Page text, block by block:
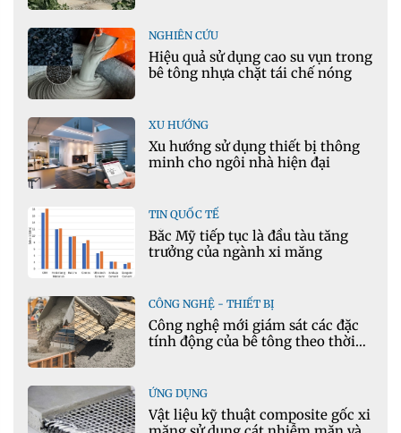
NGHIÊN CỨU
Hiệu quả sử dụng cao su vụn trong
bê tông nhựa chặt tái chế nóng
XU HƯỚNG
Xu hướng sử dụng thiết bị thông
minh cho ngôi nhà hiện đại
TIN QUỐC TẾ
Bắc Mỹ tiếp tục là đầu tàu tăng
trưởng của ngành xi măng
CÔNG NGHỆ - THIẾT BỊ
Công nghệ mới giám sát các đặc
tính động của bê tông theo thời
ỨNG DỤNG
Vật liệu kỹ thuật composite gốc xi